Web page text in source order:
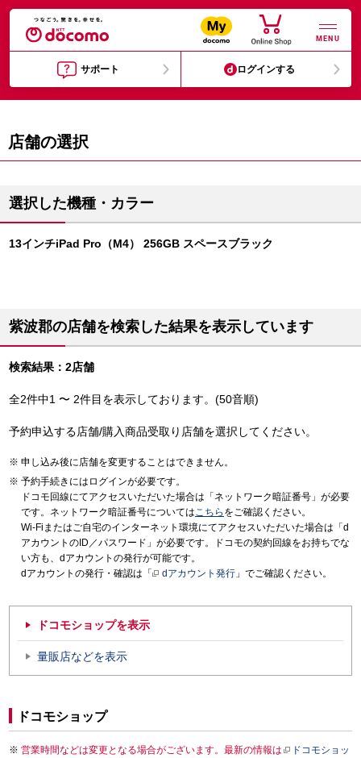
MENU
サポート ログインする
店舗の選択
選択した機種・カラー
13インチiPad Pro（M4） 256GB スペースブラック
紫波郡の店舗を検索した結果を表示しています
検索結果：2店舗
全2件中1 〜 2件目を表示しております。(50音順)
予約申込する店舗/購入商品受取り店舗を選択してください。
申し込み後に店舗を変更することはできません。
予約手続きにはログインが必要です。
ドコモ回線にてアクセスいただいた場合は「ネットワーク暗証番号」が必要
です。ネットワーク暗証番号についてはこちら をご確認ください。
Wi-Fiまたはご自宅のインターネット環境にてアクセスいただいた場合は「d
アカウントのID／パスワード」が必要です。ドコモの契約回線をお持ちでな
い方も、dアカウントの発行が可能です。
dアカウントの発行・確認は「
dアカウント発行 」でご確認ください。
ドコモショップを表示
量販店などを表示
ドコモショップ
営業時間などは変更となる場合がございます。最新の情報は
ドコモショッ